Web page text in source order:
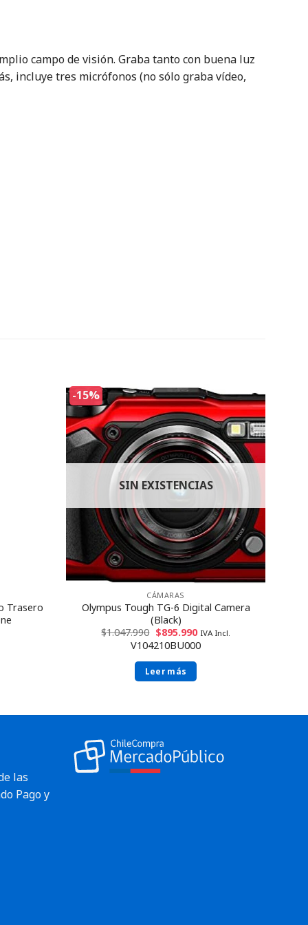
campo de visión. Graba tanto con buena luz
incluye tres micrófonos (no sólo graba vídeo,
Trasero
-15%
SIN EXISTENCIAS
CÁMARAS
Olympus Tough TG-6 Digital Camera
(Black)
$1.047.990 $895.990 IVA Incl.
V104210BU000
Leer más
las
Pago y